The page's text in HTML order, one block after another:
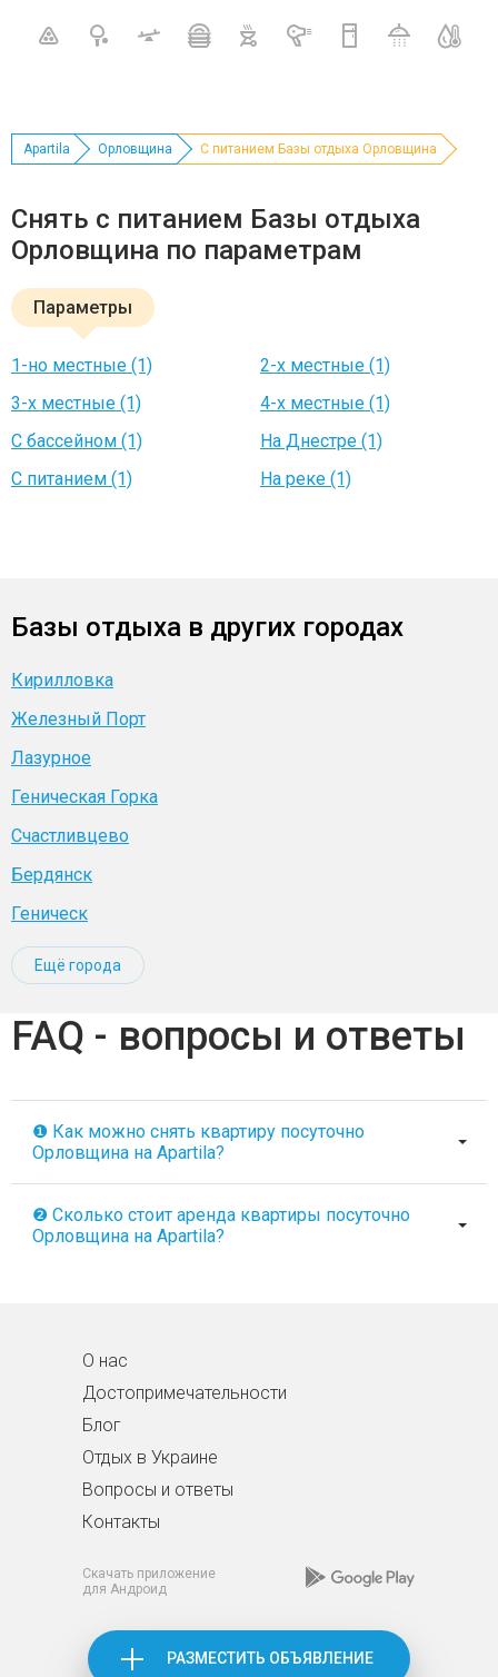
Apartila Орловщина C питанием Базы отдыха Орловщина
Снять c питанием Базы отдыха
Орловщина по параметрам
Параметры
1-но местные (1)
2-х местные (1)
3-х местные (1)
4-х местные (1)
С бассейном (1)
На Днестре (1)
C питанием (1)
На реке (1)
Базы отдыха в других городах
Кирилловка
Железный Порт
Лазурное
Геническая Горка
Счастливцево
Бердянск
Геническ
Ещё города
FAQ - вопросы и ответы
❶ Как можно снять квартиру посуточно
Орловщина на Apartila?
❷ Сколько стоит аренда квартиры посуточно
Орловщина на Apartila?
О нас
Достопримечательности
Блог
Отдых в Украине
Вопросы и ответы
Контакты
Скачать приложение
для Андроид
РАЗМЕСТИТЬ ОБЪЯВЛЕНИЕ